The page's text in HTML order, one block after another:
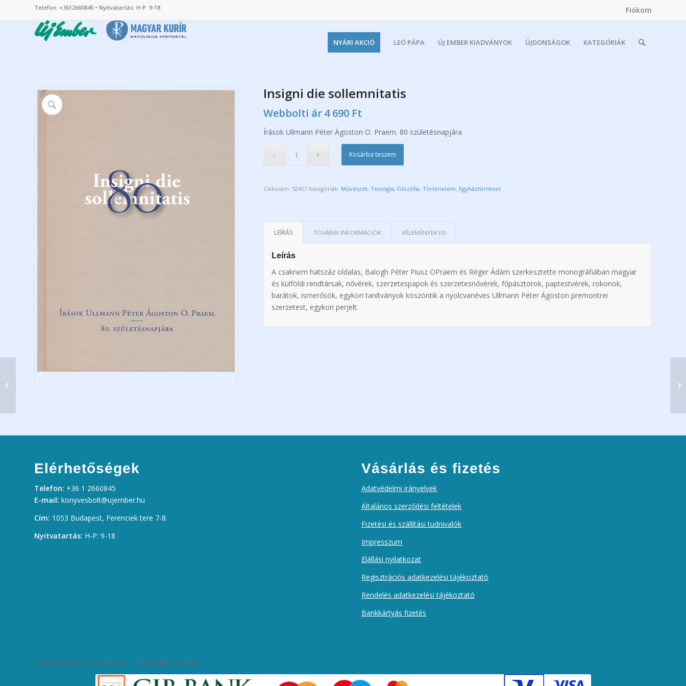
Fiókom
Telefon: +3612660845 • Nyitvatartás: H-P: 9-18
NYÁRI AKCIÓ LEÓ PÁPA ÚJ EMBER KIADVÁNYOK ÚJDONSÁGOK KATEGÓRIÁK
Insigni die sollemnitatis
Webbolti ár4 690 Ft
Írások Ullmann Péter Ágoston O. Praem. 80 születésnapjára
Kosárba teszem
Cikkszám: 52457 Kategóriák: Művészet,Teológia, Filozófia,Történelem, Egyháztörténet
LEÍRÁS TOVÁBBI INFORMÁCIÓK VÉLEMÉNYEK (0)
Leírás
A csaknem hatszáz oldalas, Balogh Péter Piusz OPraem és Réger Ádám szerkesztette monográfiában magyar
és külföldi rendtársak, nővérek, szerzetespapok és szerzetesnővérek, főpásztorok, paptestvérek, rokonok,
barátok, ismerősök, egykori tanítványok köszöntik a nyolcvanéves Ullmann Péter Ágoston premontrei
szerzetest, egykori perjelt.
Elérhetőségek
Telefon: +36 1 2660845
E-mail: konyvesbolt@ujember.hu
Cím: 1053 Budapest, Ferenciek tere 7-8.
Nyitvatartás: H-P: 9-18
Vásárlás és fizetés
Adatvédelmi irányelvek
Általános szerződési feltételek
Fizetési és szállítási tudnivalók
Impresszum
Elállási nyilatkozat
Regisztrációs adatkezelési tájékoztató
Rendelés adatkezelési tájékoztató
Bankkártyás fizetés
Kártyás fizetés szolgáltatója – Elfogadott kártyák
és rendalapító